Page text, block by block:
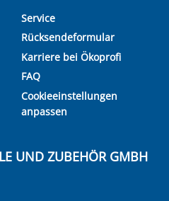
Service
Rücksendeformular
Karriere bei Ökoprofi
FAQ
Cookieeinstellungen
anpassen
UND ZUBEHÖR GMBH